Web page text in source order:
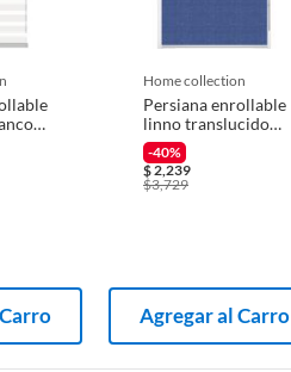
home collection
Persiana enrollable
linno translucido
azul 1.30mx2.60m
-40%
$2,239
$3,729
Agregar al Carro